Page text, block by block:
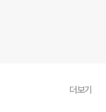
더보기